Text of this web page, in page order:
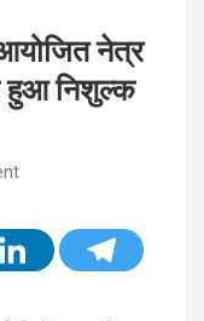
आयोजित नेत्र
हुआ निशुल्क